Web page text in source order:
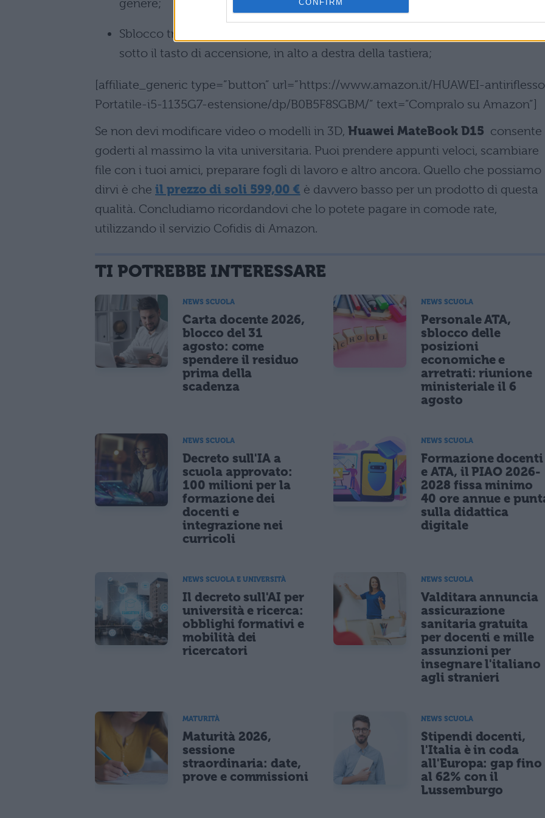
CONFIRM
genere;
Sblocco tramite riconoscimento della impronta digitale, il sensore è posto
sotto il tasto di accensione, in alto a destra della tastiera;
[affiliate_generic type=”button” url=”https://www.amazon.it/HUAWEI-
Portatile-i5-1135G7-estensione/dp/B0B5F8SGBM/” text=”Compralo su Amazon”]
Se non devi modificare video o modelli in 3D, Huawei MateBook D15 consente
goderti al massimo la vita universitaria. Puoi prendere appunti veloci, scambiare
file con i tuoi amici, preparare fogli di lavoro e altro ancora. Quello che possiamo
dirvi è che il prezzo di soli 599,00 € è davvero basso per un prodotto di questa
qualità. Concludiamo ricordandovi che lo potete pagare in comode rate,
utilizzando il servizio Cofidis di Amazon.
TI POTREBBE INTERESSARE
NEWS SCUOLA
Carta docente 2026,
blocco del 31
agosto: come
spendere il residuo
prima della
scadenza
NEWS SCUOLA
Personale ATA,
sblocco delle
posizioni
economiche e
arretrati: riunione
ministeriale il 6
agosto
NEWS SCUOLA
Decreto sull'IA a
scuola approvato:
100 milioni per la
formazione dei
docenti e
integrazione nei
curricoli
NEWS SCUOLA
Formazione docenti
e ATA, il PIAO 2026-
2028 fissa minimo
40 ore annue e
sulla didattica
digitale
NEWS SCUOLA E UNIVERSITÀ
Il decreto sull'AI per
università e ricerca:
obblighi formativi e
mobilità dei
ricercatori
NEWS SCUOLA
Valditara annuncia
assicurazione
sanitaria gratuita
per docenti e mille
assunzioni per
insegnare l'italiano
agli stranieri
MATURITÀ
Maturità 2026,
sessione
straordinaria: date,
prove e commissioni
NEWS SCUOLA
Stipendi docenti,
l'Italia è in coda
all'Europa: gap fino
al 62% con il
Lussemburgo